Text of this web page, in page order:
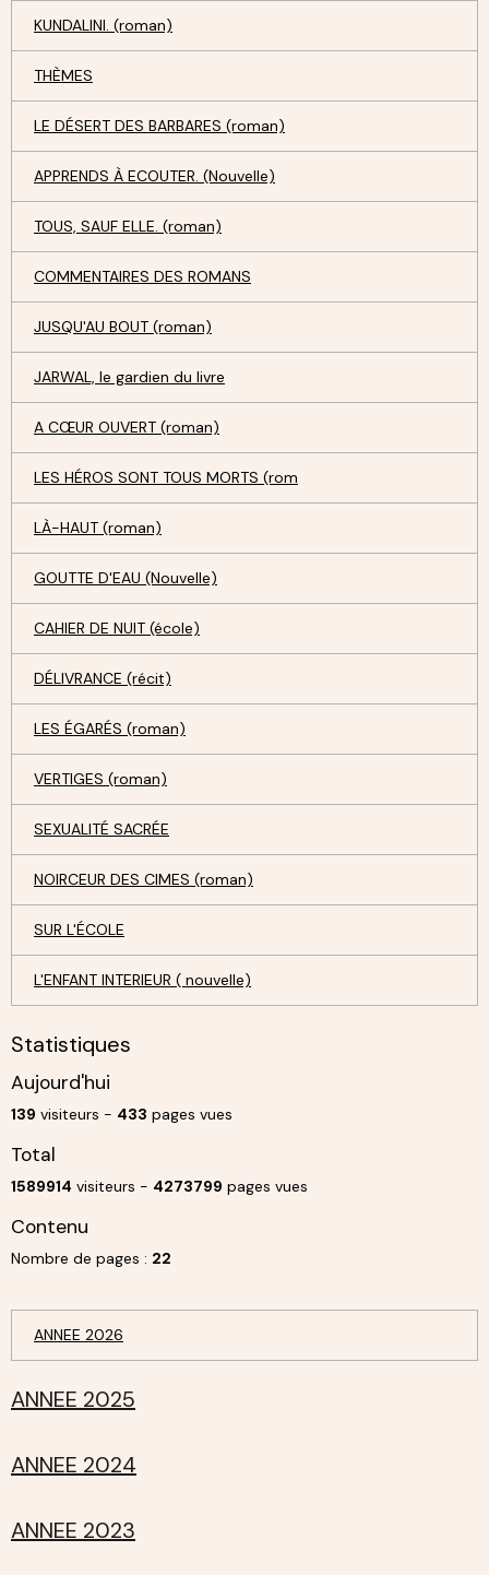
KUNDALINI. (roman)
THÈMES
LE DÉSERT DES BARBARES (roman)
APPRENDS À ECOUTER. (Nouvelle)
TOUS, SAUF ELLE. (roman)
COMMENTAIRES DES ROMANS
JUSQU'AU BOUT (roman)
JARWAL, le gardien du livre
A CŒUR OUVERT (roman)
LES HÉROS SONT TOUS MORTS (rom
LÀ-HAUT (roman)
GOUTTE D'EAU (Nouvelle)
CAHIER DE NUIT (école)
DÉLIVRANCE (récit)
LES ÉGARÉS (roman)
VERTIGES (roman)
SEXUALITÉ SACRÉE
NOIRCEUR DES CIMES (roman)
SUR L'ÉCOLE
L'ENFANT INTERIEUR ( nouvelle)
Statistiques
Aujourd'hui
139 visiteurs - 433 pages vues
Total
1589914 visiteurs - 4273799 pages vues
Contenu
Nombre de pages : 22
ANNEE 2026
ANNEE 2025
ANNEE 2024
ANNEE 2023